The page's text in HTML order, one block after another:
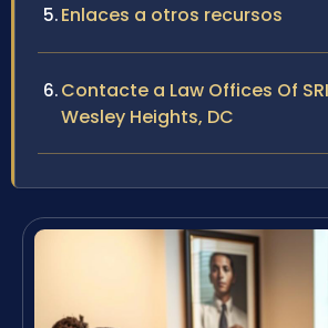
Enlaces a otros recursos
Contacte a Law Offices Of
Wesley Heights, DC